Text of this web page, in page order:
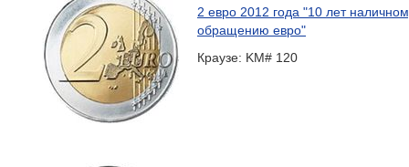
2 евро 2012 года "10 лет
обращению евро"
Краузе: KM# 120